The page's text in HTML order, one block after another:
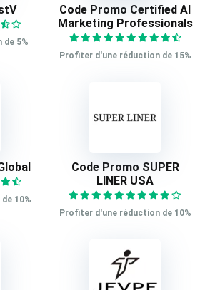
5%
Code Promo Certified AI
Marketing Professionals
Profiter d'une réduction de 15%
10%
Code Promo SUPER
LINER USA
Profiter d'une réduction de 10%